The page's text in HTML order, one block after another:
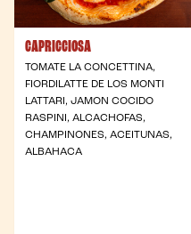
CAPRICCIOSA
TOMATE LA CONCETTINA,
FIORDILATTE DE LOS MONTI
LATTARI, JAMON COCIDO
RASPINI, ALCACHOFAS,
CHAMPINONES, ACEITUNAS,
ALBAHACA